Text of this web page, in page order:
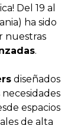
Del 19 al
ha sido
nuestras
.
diseñados
espacios
de alta